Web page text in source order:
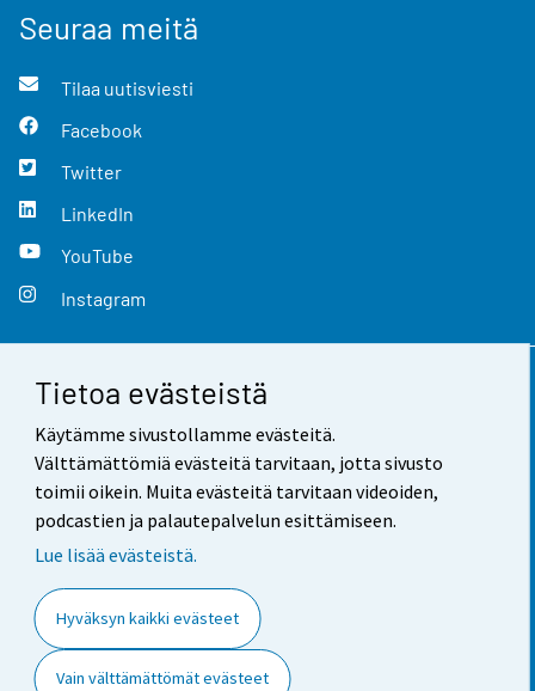
Tietoa evästeistä
Käytämme sivustollamme evästeitä.
Välttämättömiä evästeitä tarvitaan, jotta sivusto
toimii oikein. Muita evästeitä tarvitaan videoiden,
podcastien ja palautepalvelun esittämiseen.
Lue lisää evästeistä.
Hyväksyn kaikki evästeet
Vain välttämättömät evästeet
Seuraa meitä
Tilaa uutisviesti
Facebook
Twitter
LinkedIn
YouTube
Instagram
Yhteystiedot
Palaute
Käyttöehdot
Saavutettavuus
Tietoa sivustosta
Evästeasetukset